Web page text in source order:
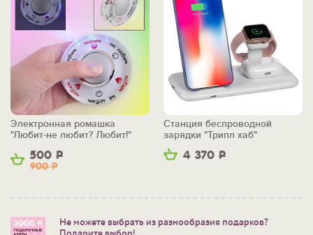
500 Р
900Р
Электронная ромашка
"Любит-не любит? Любит!"
4 370 Р
Станция беспроводной
зарядки "Трипл хаб"
Не можете выбрать из разнообразия подарков?